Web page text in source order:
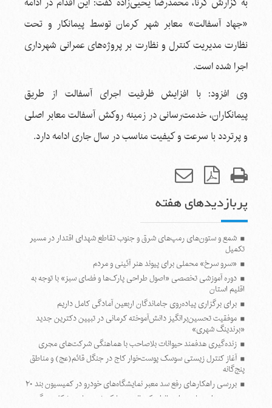
«جهاد آسفالت» معابر شهر کرمان توسط پیمانکار و تحت
نظارت مدیریت کنترل و نظارت بر پروژه‌های عمرانی شهرداری
اجرا شده است.
وی افزود: با افزایش ظرفیت اجرای آسفالت از طریق
پیمانکاران، خدمت‌رسانی در زمینه روکش آسفالت معابر اصلی
و پرتردد با سرعت و کیفیت مناسب در سال جاری ادامه دارد.
پربازدیدهای هفته
شمع و ستون‌های رمپ‌های شرق و جنوب تقاطع شهدای اقتدار در مسیر
تکمیل
«سرو سرخ» محملی برای پیوند هنر آئینی و مردم
دوره آموزشی تخصصی «اصول طراحی پارک‌ها و فضای سبز» با توجه به
اقلیم استان
برای برگزاری پیاده‌روی جاماندگان اربعین آمادگی کامل داریم
موفقیت تحسین‌برانگیز دانش‌آموخته کرمانی در تبیین دکترین جدید
«برندینگ شهری»
زنده‌گیری هدفمند حیوانات بلاصاحب با هماهنگی شرکت‌های مجری
آغاز کنترل زیستی سوسک پوست‌خوار کاج در جنگل قائم(عج) و مناطق
پنج‌گانه
بررسی راهکارهای رفع سد معبر نمایشگاه‌های خودرو در کمیسیون بند ۲۰
مجموعه‌ای جامع برای بانوان کرمانی در پارک شهید باهنر شکل می‌گیرد